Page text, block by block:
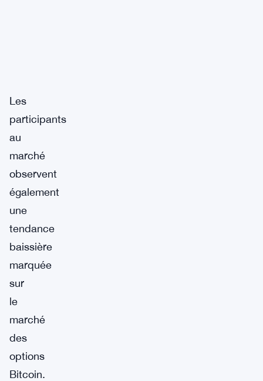
Les
participants
au
marché
observent
également
une
tendance
baissière
marquée
sur
le
marché
des
options
Bitcoin.